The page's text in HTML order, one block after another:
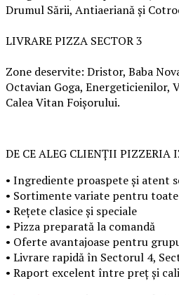
Drumul Sării, Antiaeriană și
LIVRARE PIZZA SECTOR 3
Zone deservite: Dristor, Baba
Octavian Goga, Energeticienilor,
Calea Vitan Foișorului.
DE CE ALEG CLIENȚII PIZZERIA
• Ingrediente proaspete și atent
• Sortimente variate pentru
• Rețete clasice și speciale
• Pizza preparată la comandă
• Oferte avantajoase pentru
• Livrare rapidă în Sectorul 4,
• Raport excelent între preț și